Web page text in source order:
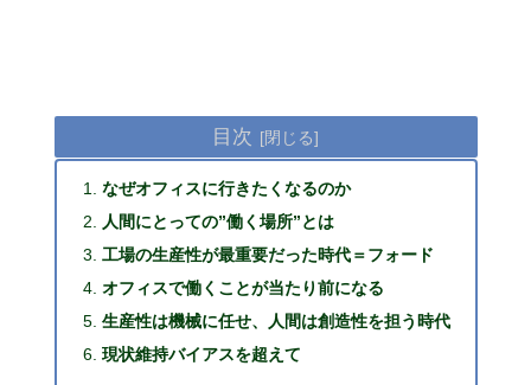
目次
なぜオフィスに行きたくなるのか
人間にとっての”働く場所”とは
工場の生産性が最重要だった時代＝フォード
オフィスで働くことが当たり前になる
生産性は機械に任せ、人間は創造性を担う時代
現状維持バイアスを超えて